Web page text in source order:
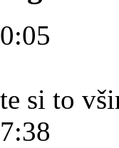
si to